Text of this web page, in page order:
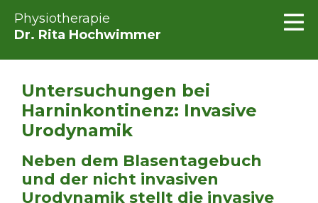
Physiotherapie
Dr. Rita Hochwimmer
Untersuchungen bei
Harninkontinenz: Invasive
Urodynamik
Neben dem Blasentagebuch
und der nicht invasiven
Urodynamik stellt die invasive